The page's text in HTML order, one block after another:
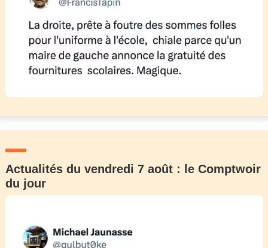
Actualités du vendredi 7 août : le Comptwoir
du jour